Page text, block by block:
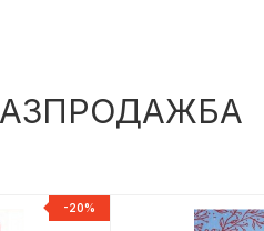
-20%